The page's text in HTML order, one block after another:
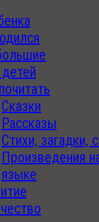
Сказки
Рассказы
Стихи, загадки,
Произведения
языке